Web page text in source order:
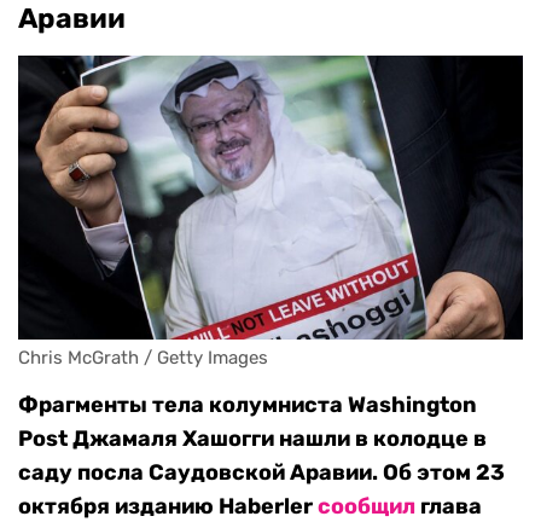
Аравии
Chris McGrath / Getty Images
Фрагменты тела колумниста Washington
Post Джамаля Хашогги нашли в колодце в
саду посла Саудовской Аравии. Об этом 23
октября изданию Haberlerсообщил глава